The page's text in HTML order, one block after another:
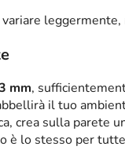
mm,
il tuo
crea sulla parete
è lo stesso per